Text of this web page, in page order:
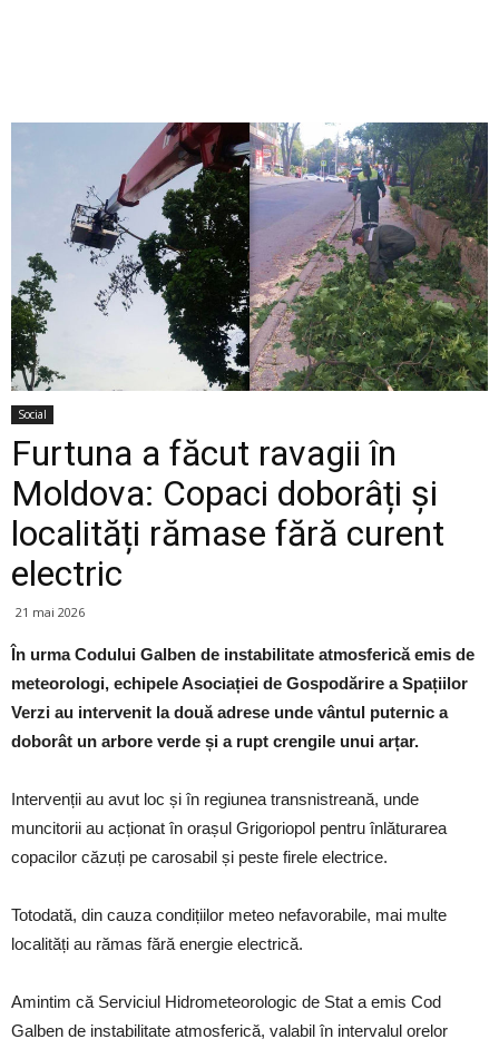
Social
Furtuna a făcut ravagii în
Moldova: Copaci doborâți și
localități rămase fără curent
electric
21 mai 2026
În urma Codului Galben de instabilitate atmosferică emis de
meteorologi, echipele Asociației de Gospodărire a Spațiilor
Verzi au intervenit la două adrese unde vântul puternic a
doborât un arbore verde și a rupt crengile unui arțar.
Intervenții au avut loc și în regiunea transnistreană, unde
muncitorii au acționat în orașul Grigoriopol pentru înlăturarea
copacilor căzuți pe carosabil și peste firele electrice.
Totodată, din cauza condițiilor meteo nefavorabile, mai multe
localități au rămas fără energie electrică.
Amintim că Serviciul Hidrometeorologic de Stat a emis Cod
Galben de instabilitate atmosferică, valabil în intervalul orelor